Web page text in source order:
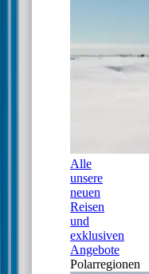
Alle
unsere
neuen
Reisen
und
exklusiven
Angebote
Polarregionen